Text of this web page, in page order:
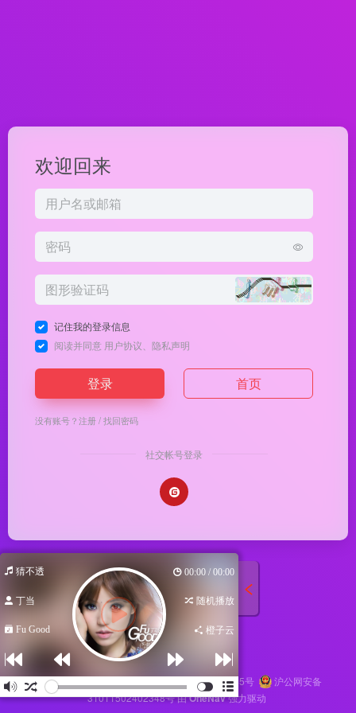
欢迎回来
记住我的登录信息
阅读并同意 用户协议 隐私声明
登录 首页
没有账号？注册/找回密码
社交帐号登录
Copyright © 2026马哥导航苏ICP备2024116145号
沪公网安备
31011502402348号由OneNav强力驱动
猜不透 00:00 / 00:00
丁当 随机播放
Fu Good 橙子云